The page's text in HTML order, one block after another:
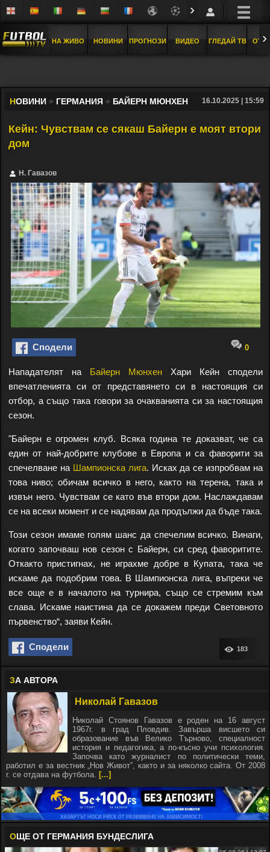
›
НА ЖИВО НОВИНИ ПРОГНОЗИ ВИДЕО ГЛЕДАЙ ТВ ›
НОВИНИ » ГЕРМАНИЯ » БАЙЕРН МЮНХЕН 16.10.2025 | 15:59
Кейн: Чувствам се сякаш Байерн е моят втори
дом
Н. Гавазов
Сподели 0
Нападателят на Байерн Мюнхен Хари Кейн сподели
впечатленията си от представянето си в настоящия си
отбор, а също така говори за очакванията си за настоящия
сезон.
"Байерн е огромен клуб. Всяка година те доказват, че са
един от най-добрите клубове в Европа и са фаворити за
спечелване на Шампионска лига. Исках да се изпробвам на
това ниво; обичам всичко в него, както на терена, така и
извън него. Чувствам се като във втори дом. Наслаждавам
се на всеки момент и се надявам да продължи да бъде така.
Този ​​сезон имаме голям шанс да спечелим всичко. Винаги,
когато започваш нов сезон с Байерн, си сред фаворитите.
Откакто пристигнах, не играхме добре в Купата, така че
искаме да подобрим това. В Шампионска лига, въпреки че
все още е в началото на турнира, също се стремим към
слава. Искаме наистина да се докажем преди Световното
първенство“, заяви Кейн.
Сподели 183
ЗА АВТОРА
Николай Гавазов
Николай Стоянов Гавазов е роден на 16 август
1967г. в град Пловдив. Завърша висшето си
образование във Велико Търново, специалност
история и педагогика, а по-късно учи психология.
Започва като журналист по политически теми,
работил е за вестник „Нов Живот”, както и за няколко сайта. От 2008
г. се отдава на футбола. [...]
ОЩЕ ОТ ГЕРМАНИЯ БУНДЕСЛИГА